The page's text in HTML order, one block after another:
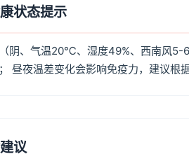
状态提示
阴、气温20℃、湿度49%、西南风5-
昼夜温差变化会影响免疫力，建议根
议